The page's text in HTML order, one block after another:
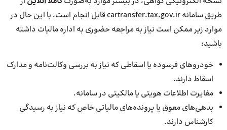
طریق سامانه cartransfer.tax.gov.ir قابل انجام است. با این حال در
موارد زیر ممکن است نیاز به مراجعه حضوری به اداره مالیات داشته
باشید:
خودروهای فرسوده یا اسقاطی که نیاز به بررسی وکالت‌نامه و مدارک
اسقاط دارند.
مغایرت اطلاعات هویتی یا مالکیتی در سامانه.
بدهی‌های معوق یا پرونده‌های مالیاتی خاص که نیاز به رسیدگی
کارشناس دارند.